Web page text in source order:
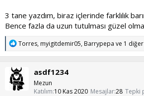
3 tane yazdım, biraz içlerinde farklılık
Bence fazla da uzun tutulması güzel
T
p
i
l
e
Torres,myigitdemir05,Barrypepa ve 1 diğer
asdf1234
Mezun
Katılım 10 Kas 2020 Mesajlar28 Tepki